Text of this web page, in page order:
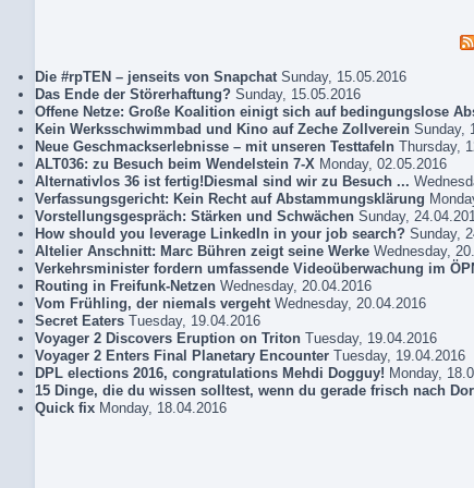
Die #rpTEN – jenseits von Snapchat Sunday, 15.05.2016
Das Ende der Störerhaftung? Sunday, 15.05.2016
Offene Netze: Große Koalition einigt sich auf bedingungslose
Kein Werksschwimmbad und Kino auf Zeche Zollverein Sunday,
Neue Geschmackserlebnisse – mit unseren Testtafeln Thursday,
ALT036: zu Besuch beim Wendelstein 7-X Monday, 02.05.2016
Alternativlos 36 ist fertig!Diesmal sind wir zu Besuch ...
Verfassungsgericht: Kein Recht auf Abstammungsklärung
Vorstellungsgespräch: Stärken und Schwächen Sunday,
How should you leverage LinkedIn in your job search? Sunday,
Altelier Anschnitt: Marc Bühren zeigt seine Werke Wednesday,
Verkehrsminister fordern umfassende Videoüberwachung im
Routing in Freifunk-Netzen Wednesday, 20.04.2016
Vom Frühling, der niemals vergeht Wednesday, 20.04.2016
Secret Eaters Tuesday, 19.04.2016
Voyager 2 Discovers Eruption on Triton Tuesday, 19.04.2016
Voyager 2 Enters Final Planetary Encounter Tuesday, 19.04.2016
DPL elections 2016, congratulations Mehdi Dogguy! Monday,
15 Dinge, die du wissen solltest, wenn du gerade frisch nach
Quick fix Monday, 18.04.2016